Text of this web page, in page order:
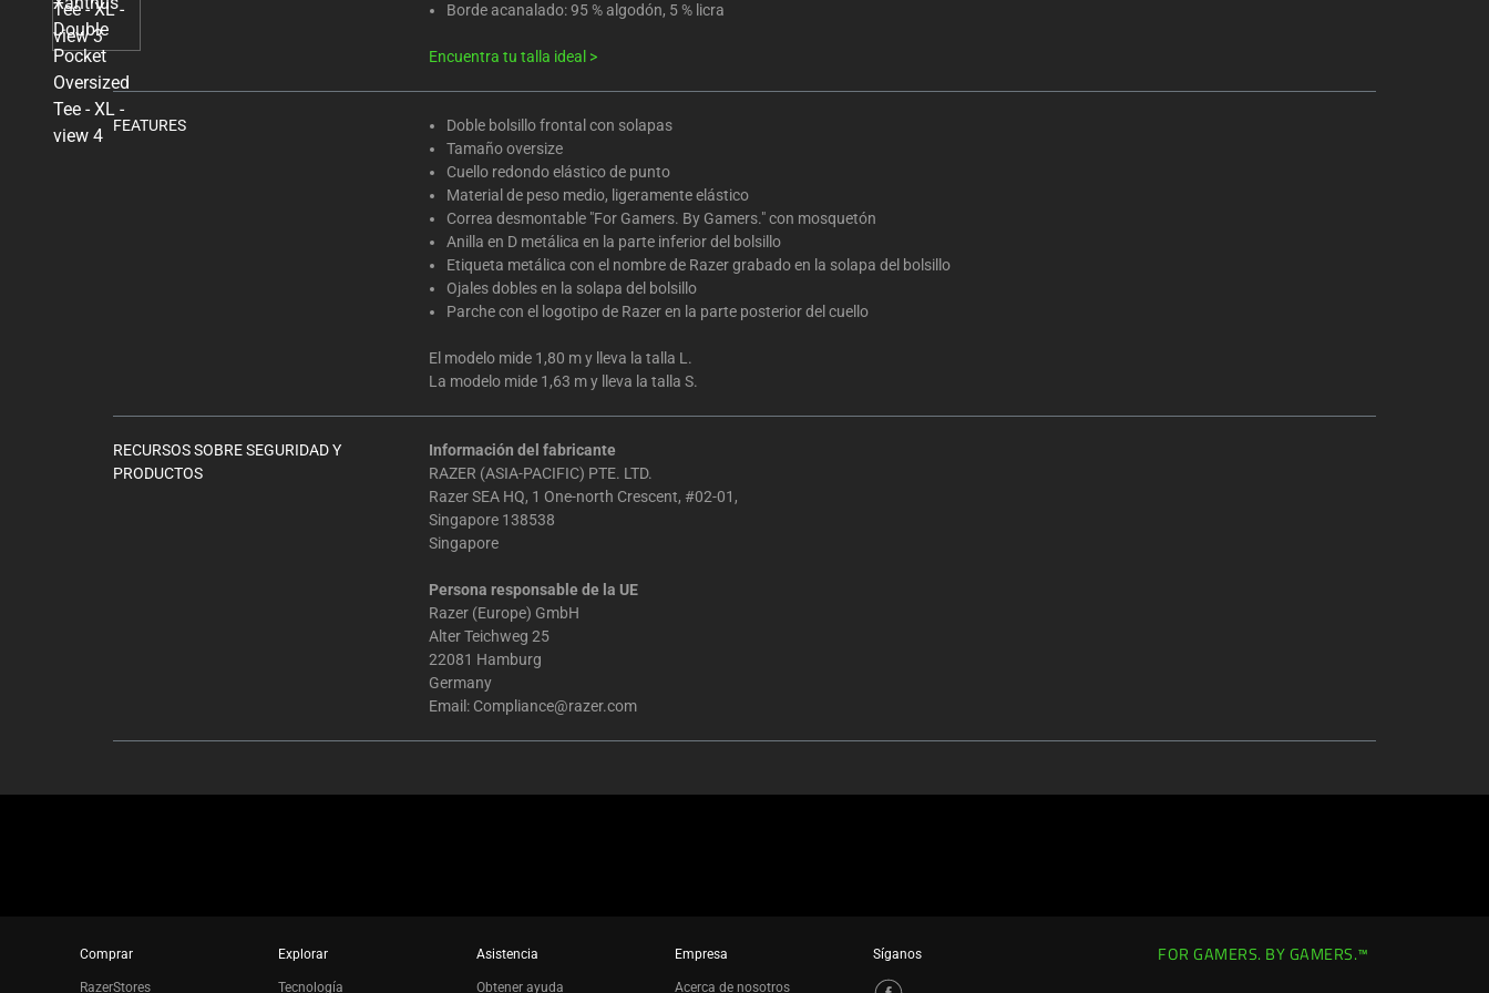
buttons
Borde acanalado: 95 % algodón, 5 % licra
Encuentra tu talla ideal >
FEATURES
Doble bolsillo frontal con solapas
Tamaño oversize
Cuello redondo elástico de punto
Material de peso medio, ligeramente elástico
Correa desmontable "For Gamers. By Gamers." con mosquetón
Anilla en D metálica en la parte inferior del bolsillo
Etiqueta metálica con el nombre de Razer grabado en la solapa del bolsillo
Ojales dobles en la solapa del bolsillo
Parche con el logotipo de Razer en la parte posterior del cuello
El modelo mide 1,80 m y lleva la talla L.
La modelo mide 1,63 m y lleva la talla S.
RECURSOS SOBRE SEGURIDAD Y
PRODUCTOS
Información del fabricante
RAZER (ASIA-PACIFIC) PTE. LTD.
Razer SEA HQ, 1 One-north Crescent, #02-01,
Singapore 138538
Singapore
Persona responsable de la UE
Razer (Europe) GmbH
Alter Teichweg 25
22081 Hamburg
Germany
Email: Compliance@razer.com
Comprar
RazerStores
Explorar
Tecnología
Asistencia
Obtener ayuda
Empresa
Acerca de nosotros
Síganos FOR GAMERS. BY GAMERS.™